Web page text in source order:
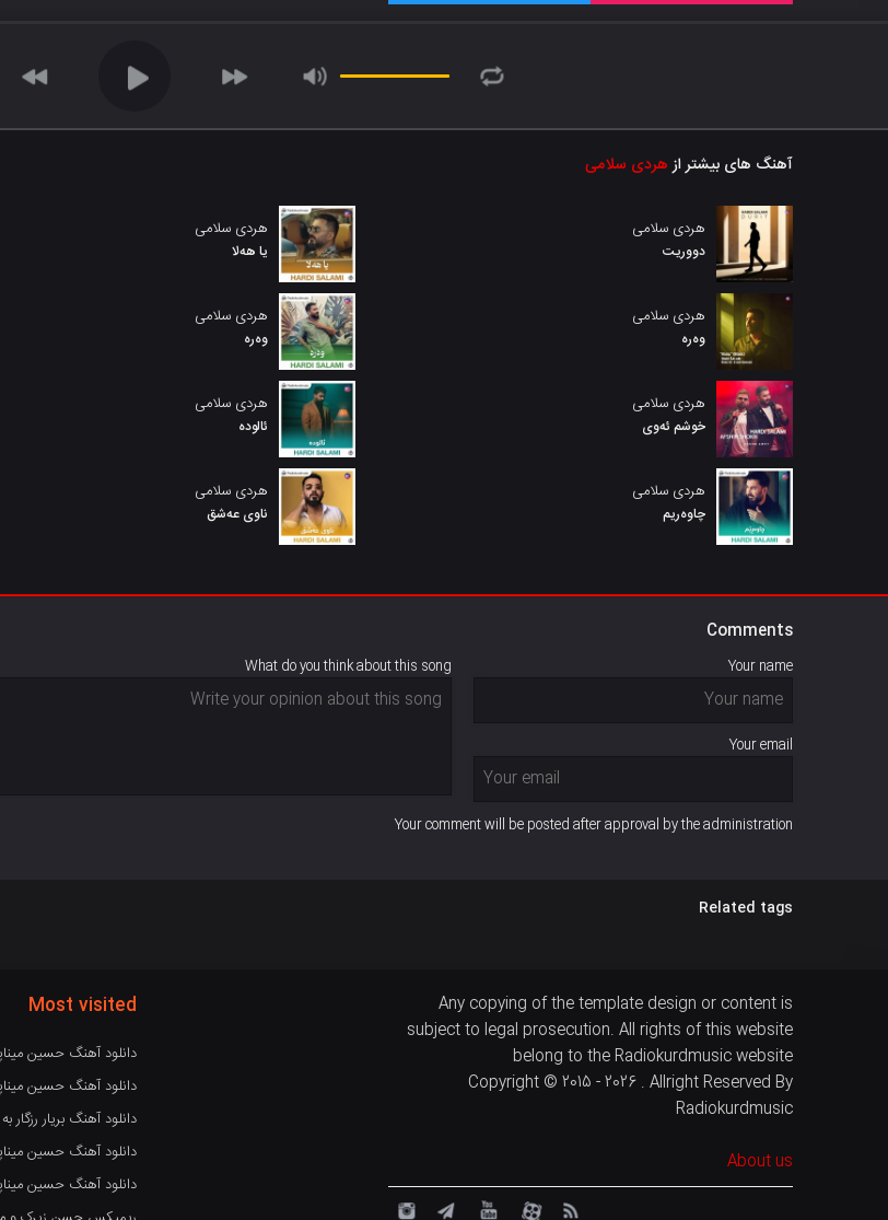
آهنگ های بیشتر ازهردی سلامی
هردی سلامی
دووریت
هردی سلامی
یا هەلا
هردی سلامی
وەرە
هردی سلامی
وەرە
هردی سلامی
خوشم ئەوی
هردی سلامی
ئالوده
هردی سلامی
چاوەریم
هردی سلامی
ناوی عەشق
Comments
Your name
Your email
What do you think about this song
Your comment will be posted after approval by the administration
Related tags
Any copying of the template design or content is
subject to legal prosecution. All rights of this website
belong to the Radiokurdmusic website
Copyright © 2015 - 2026 . Allright Reserved By
Radiokurdmusic
About us
Most visited
دانلود آهنگ حسین
دانلود آهنگ حسین
دانلود آهنگ بریار رزگار به
دانلود آهنگ حسین
دانلود آهنگ حسین